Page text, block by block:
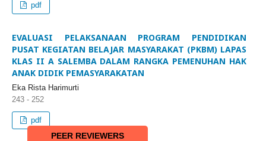
pdf
EVALUASI PELAKSANAAN PROGRAM PENDIDIKAN
PUSAT KEGIATAN BELAJAR MASYARAKAT (PKBM) LAPAS
KLAS II A SALEMBA DALAM RANGKA PEMENUHAN HAK
ANAK DIDIK PEMASYARAKATAN
Eka Rista Harimurti
243 - 252
pdf
PEER REVIEWERS